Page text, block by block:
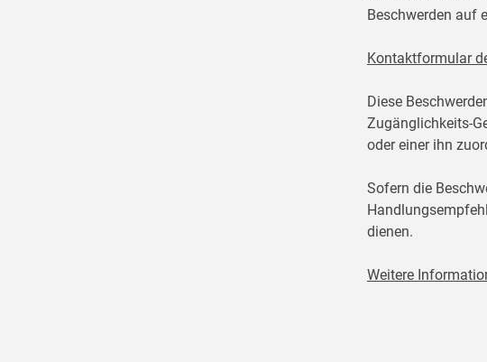
Beschwerden auf
Kontaktformular
Diese
Zugänglichkeits-
oder einer ihn
Sofern die
dienen.
Weitere